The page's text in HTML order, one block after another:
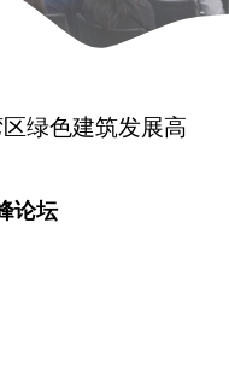
绿色建筑发展高
论坛